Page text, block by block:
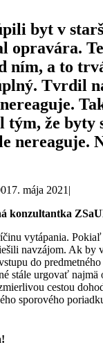
byt v
ním, a to
Tvrdil
tým, že
nereaguje.
17. mája 2021 |
konzultantka
vytápania.
navzájom. Ak by
do
stále urgovať
cestou
sporového